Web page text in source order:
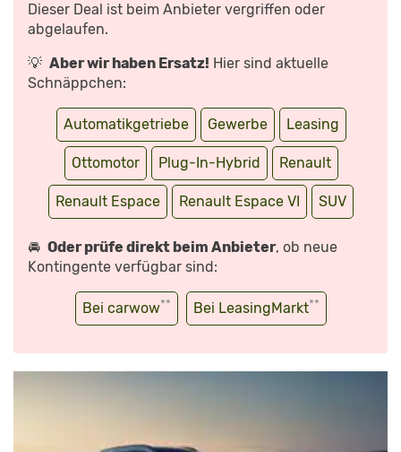
Dieser Deal ist beim Anbieter vergriffen oder
abgelaufen.
💡 Aber wir haben Ersatz! Hier sind aktuelle
Schnäppchen:
Automatikgetriebe Gewerbe Leasing
Ottomotor Plug-In-Hybrid Renault
Renault Espace Renault Espace VI SUV
🚘 Oder prüfe direkt beim Anbieter, ob neue
Kontingente verfügbar sind:
Bei carwow** Bei LeasingMarkt**
MIT
SEBASTIAN
FRIEMEL“
YOUTUBE
ANZEIGEN